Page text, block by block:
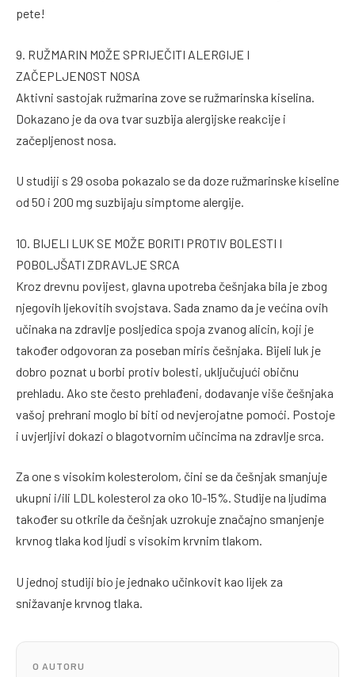
pete!
9. RUŽMARIN MOŽE SPRIJEČITI ALERGIJE I
ZAČEPLJENOST NOSA
Aktivni sastojak ružmarina zove se ružmarinska kiselina.
Dokazano je da ova tvar suzbija alergijske reakcije i
začepljenost nosa.
U studiji s 29 osoba pokazalo se da doze ružmarinske kiseline
od 50 i 200 mg suzbijaju simptome alergije.
10. BIJELI LUK SE MOŽE BORITI PROTIV BOLESTI I
POBOLJŠATI ZDRAVLJE SRCA
Kroz drevnu povijest, glavna upotreba češnjaka bila je zbog
njegovih ljekovitih svojstava. Sada znamo da je većina ovih
učinaka na zdravlje posljedica spoja zvanog alicin, koji je
također odgovoran za poseban miris češnjaka. Bijeli luk je
dobro poznat u borbi protiv bolesti, uključujući običnu
prehladu. Ako ste često prehlađeni, dodavanje više češnjaka
vašoj prehrani moglo bi biti od nevjerojatne pomoći. Postoje
i uvjerljivi dokazi o blagotvornim učincima na zdravlje srca.
Za one s visokim kolesterolom, čini se da češnjak smanjuje
ukupni i/ili LDL kolesterol za oko 10-15%. Studije na ljudima
također su otkrile da češnjak uzrokuje značajno smanjenje
krvnog tlaka kod ljudi s visokim krvnim tlakom.
U jednoj studiji bio je jednako učinkovit kao lijek za
snižavanje krvnog tlaka.
O AUTORU